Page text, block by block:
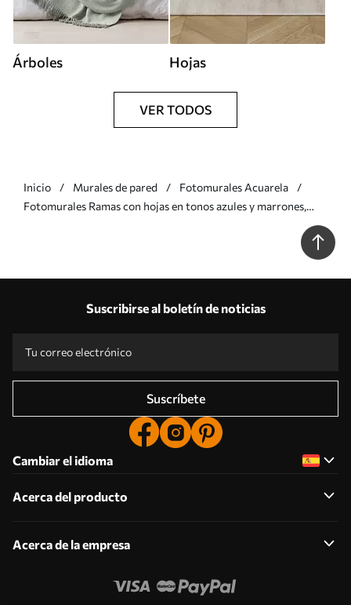
Árboles Hojas
VER TODOS
Inicio Murales de pared
Fotomurales Acuarela
Fotomurales Ramas con hojas en tonos azules y marrones,
Suscribirse al boletín de noticias
Suscríbete
Cambiar el idioma
Acerca del producto
Acerca de la empresa